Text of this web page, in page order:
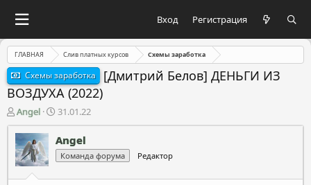
Вход Регистрация
ГЛАВНАЯ Слив платных курсов Схемы заработка
Схемы заработка
[Дмитрий Белов] ДЕНЬГИ ИЗ
ВОЗДУХА (2022)
А
в
т
о
р
Angel
Д
а
т
а
н
31.01.22
Angel
Команда форума Редактор